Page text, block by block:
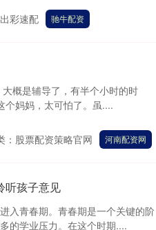
出彩速配 驰牛配资
概是辅导了，有半个小时的时
妈妈，太可怕了。虽....
： 股票配资策略官网 河南配资网
听孩子意见
入青春期。青春期是一个关键的阶
的学业压力。在这个时期....